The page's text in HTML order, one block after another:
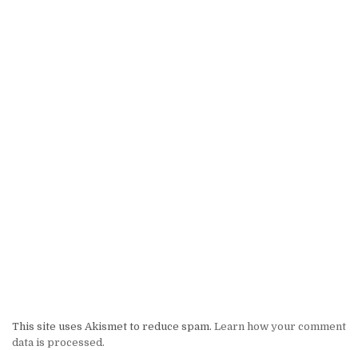
This site uses Akismet to reduce spam. Learn how your comment
data is processed.